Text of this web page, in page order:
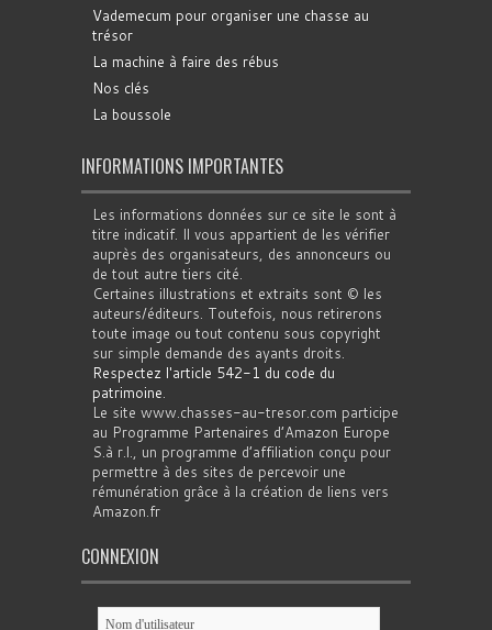
Vademecum pour organiser une chasse au
trésor
La machine à faire des rébus
Nos clés
La boussole
INFORMATIONS IMPORTANTES
Les informations données sur ce site le sont à
titre indicatif. Il vous appartient de les vérifier
auprès des organisateurs, des annonceurs ou
de tout autre tiers cité.
Certaines illustrations et extraits sont © les
auteurs/éditeurs. Toutefois, nous retirerons
toute image ou tout contenu sous copyright
sur simple demande des ayants droits.
Respectez l'article 542-1 du code du
patrimoine.
Le site www.chasses-au-tresor.com participe
au Programme Partenaires d’Amazon Europe
S.à r.l., un programme d’affiliation conçu pour
permettre à des sites de percevoir une
rémunération grâce à la création de liens vers
Amazon.fr
CONNEXION